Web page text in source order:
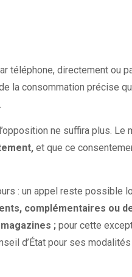
téléphone, directement ou
la consommation précise
ne suffira plus. Le
et que ce
: un appel reste possible
complémentaires ou
; pour cette
d’État pour ses modalités